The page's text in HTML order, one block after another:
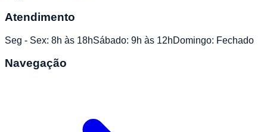
Atendimento
Seg - Sex: 8h às 18hSábado: 9h às 12hDomingo: Fechado
Navegação